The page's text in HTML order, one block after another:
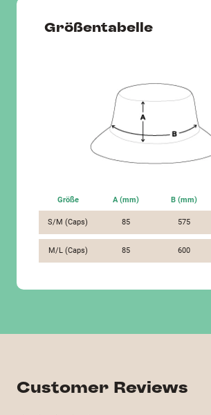
Größentabelle
Größe A (mm) B (mm)
S/M (Caps) 85 575
M/L (Caps) 85 600
Customer Reviews